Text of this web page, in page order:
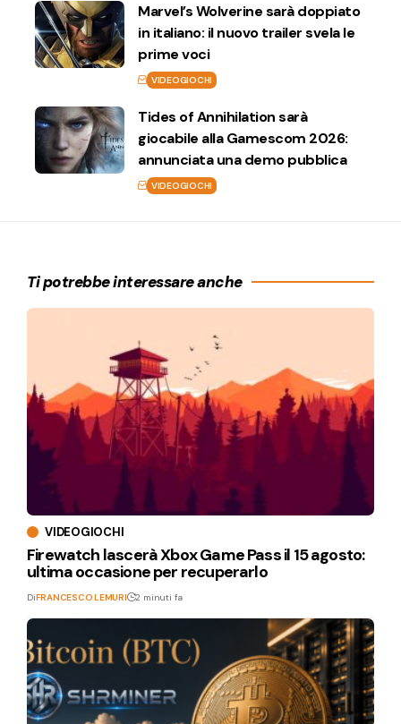
Marvel’s Wolverine sarà doppiato
in italiano: il nuovo trailer svela le
prime voci
VIDEOGIOCHI
Tides of Annihilation sarà
giocabile alla Gamescom 2026:
annunciata una demo pubblica
VIDEOGIOCHI
Ti potrebbe interessare anche
VIDEOGIOCHI
Firewatch lascerà Xbox Game Pass il 15 agosto:
ultima occasione per recuperarlo
DiFRANCESCO LEMURI 2 minuti fa